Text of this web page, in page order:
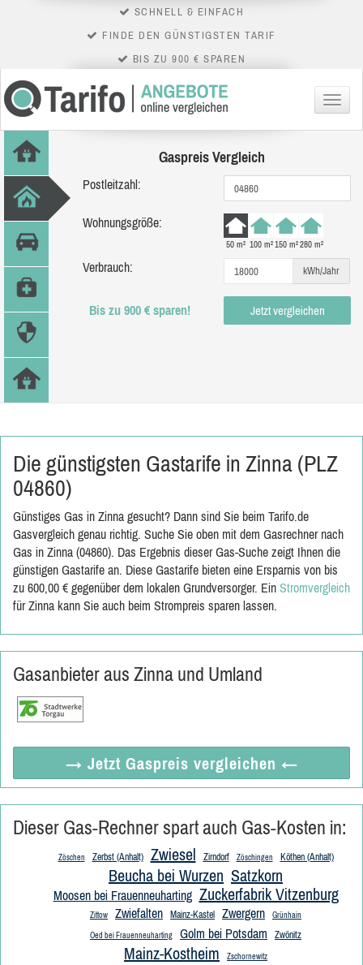
SCHNELL & EINFACH
FINDE DEN GÜNSTIGSTEN TARIF
BIS ZU 900 € SPAREN
Menü
Gaspreis Vergleich
Postleitzahl:
Wohnungsgröße:
50 m² 100 m²150 m²280 m²
Verbrauch: kWh/Jahr
Bis zu 900 € sparen! Jetzt vergleichen
Die günstigsten Gastarife in Zinna (PLZ
04860)
Günstiges Gas in Zinna gesucht? Dann sind Sie beim Tarifo.de
Gasvergleich genau richtig. Suche Sie oben mit dem Gasrechner nach
Gas in Zinna (04860). Das Ergebnis dieser Gas-Suche zeigt Ihnen die
günstigen Gastarife an. Diese Gastarife bieten eine Ersparnis von bis
zu 600,00 € gegenüber dem lokalen Grundversorger. Ein Stromvergleich
für Zinna kann Sie auch beim Strompreis sparen lassen.
Gasanbieter aus Zinna und Umland
→ Jetzt Gaspreis vergleichen ←
Dieser Gas-Rechner spart auch Gas-Kosten in:
Zöschen Zerbst (Anhalt) Zwiesel Zirndorf Zöschingen Köthen (Anhalt)
Beucha bei Wurzen Satzkorn
Moosen bei Frauenneuharting Zuckerfabrik Vitzenburg
Zittow Zwiefalten Mainz-Kastel Zwergern Grünhain
Oed bei Frauenneuharting Golm bei Potsdam Zwönitz
Mainz-Kostheim Zschornewitz